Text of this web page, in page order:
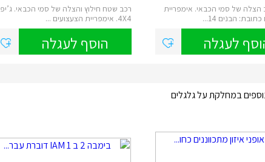
הצלה של סמי הכבאי. אימפריית
הבנים 14...
לעגלה
רכב שטח חילוץ והצלה של סמי הכבאי. ג’יפ
4X4. אימפריית הצעצועים ...
הוסף לעגלה
במחלקת על גלגלים